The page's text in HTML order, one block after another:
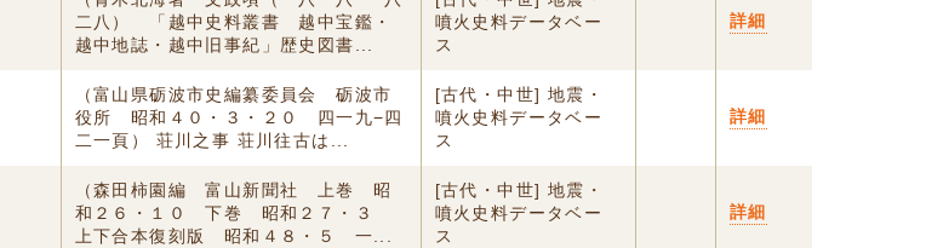
二八） 「越中史料叢書 越中宝鑑・
越中地誌・越中旧事紀」歴史図書...
噴火史料データベー
ス
詳細
（富山県砺波市史編纂委員会 砺波市
役所 昭和４０・３・２０ 四一九−四
二一頁） 荘川之事 荘川往古は...
[古代・中世] 地震・
噴火史料データベー
ス
詳細
（森田柿園編 富山新聞社 上巻 昭
和２６・１０ 下巻 昭和２７・３
上下合本復刻版 昭和４８・５ 一...
[古代・中世] 地震・
噴火史料データベー
ス
詳細